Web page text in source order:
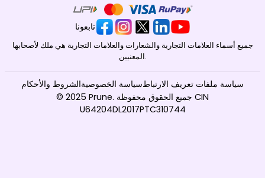
تابعونا
جميع أسماء العلامات التجارية والشعارات والعلامات التجارية هي ملك لأصحابها
المعنيين.
© 2025 Prune. جميع الحقوق محفوظة CIN
U64204DL2017PTC310744
الشروط والأحكامسياسة الخصوصيةسياسة ملفات تعريف الارتباط